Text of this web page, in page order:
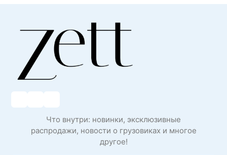
Что внутри: новинки, эксклюзивные
распродажи, новости о грузовиках и многое
другое!